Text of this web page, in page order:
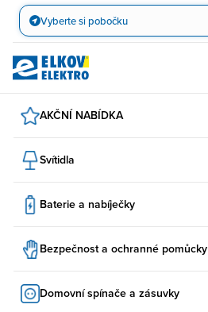
Přejít
obsah
Vyberte si pobočku
AKČNÍ NABÍDKA
Svítidla
Baterie a nabíječky
Bezpečnost a ochranné pomůcky
Domovní spínače a zásuvky